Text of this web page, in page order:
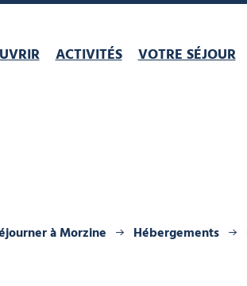
ACTIVITÉS VOTRE SÉJOUR
à Morzine Hébergements